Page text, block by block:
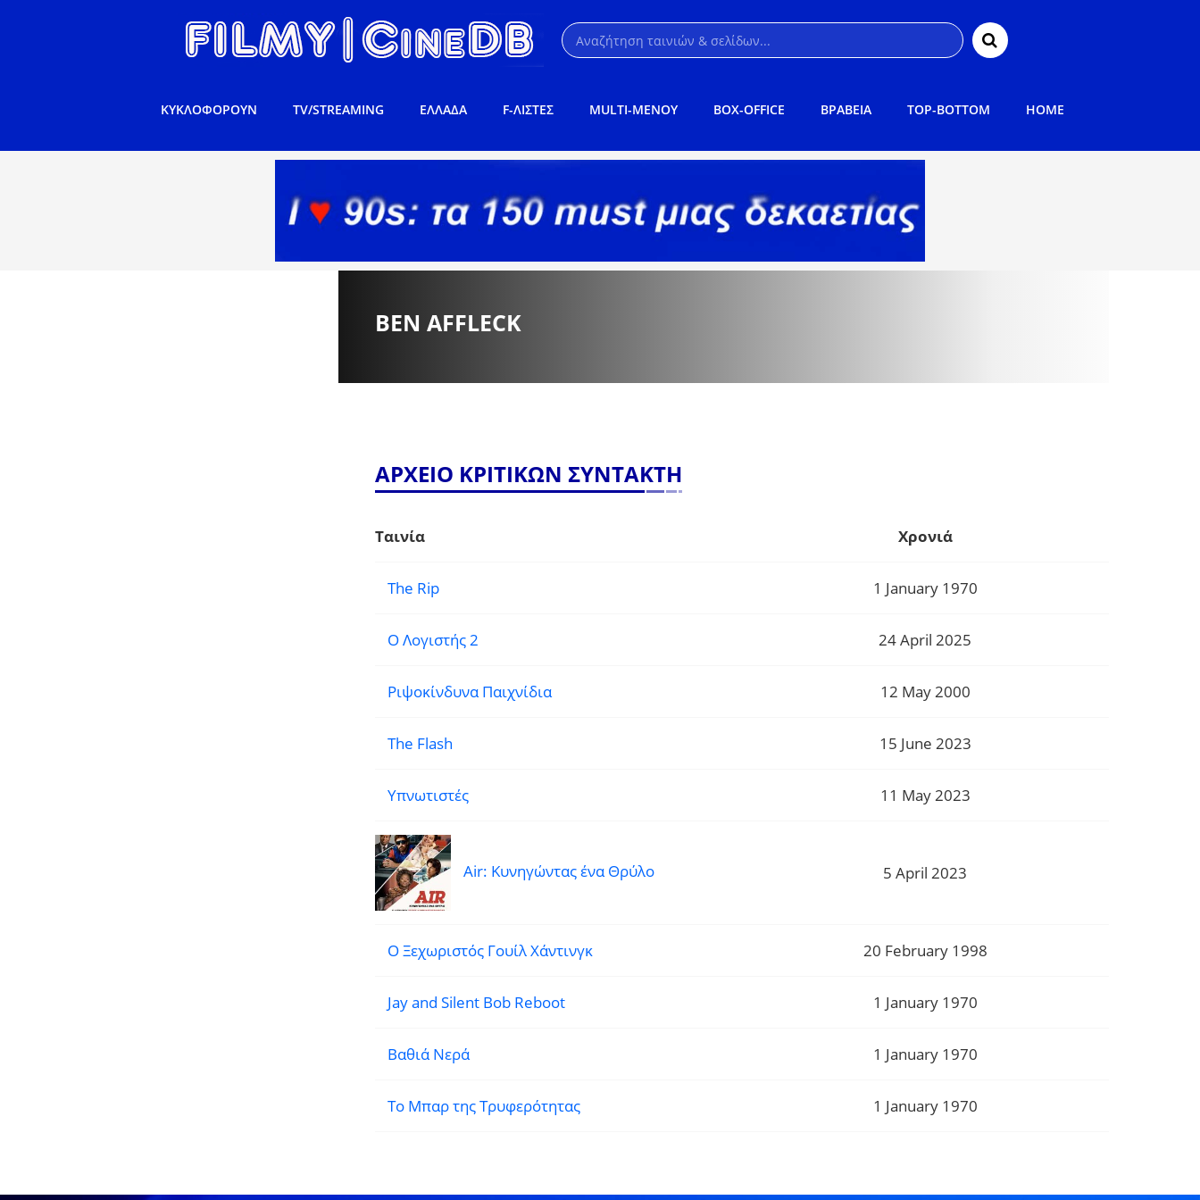
ΚΥΚΛΟΦΟΡΟΥΝ TV/STREAMING ΕΛΛΑΔΑ F-ΛΙΣΤΕΣ MULTI-ΜΕΝΟΥ BOX-OFFICE ΒΡΑΒΕΙΑ TOP-BOTTOM HOME
BEN AFFLECK
ΑΡΧΕΙΟ ΚΡΙΤΙΚΩΝ ΣΥΝΤΑΚΤΗ
Ταινία Χρονιά
The Rip 1 January 1970
Ο Λογιστής 2 24 April 2025
Ριψοκίνδυνα Παιχνίδια 12 May 2000
The Flash 15 June 2023
Υπνωτιστές 11 May 2023
Air: Κυνηγώντας ένα Θρύλο 5 April 2023
Ο Ξεχωριστός Γουίλ Χάντινγκ 20 February 1998
Jay and Silent Bob Reboot 1 January 1970
Βαθιά Νερά 1 January 1970
Το Μπαρ της Τρυφερότητας 1 January 1970